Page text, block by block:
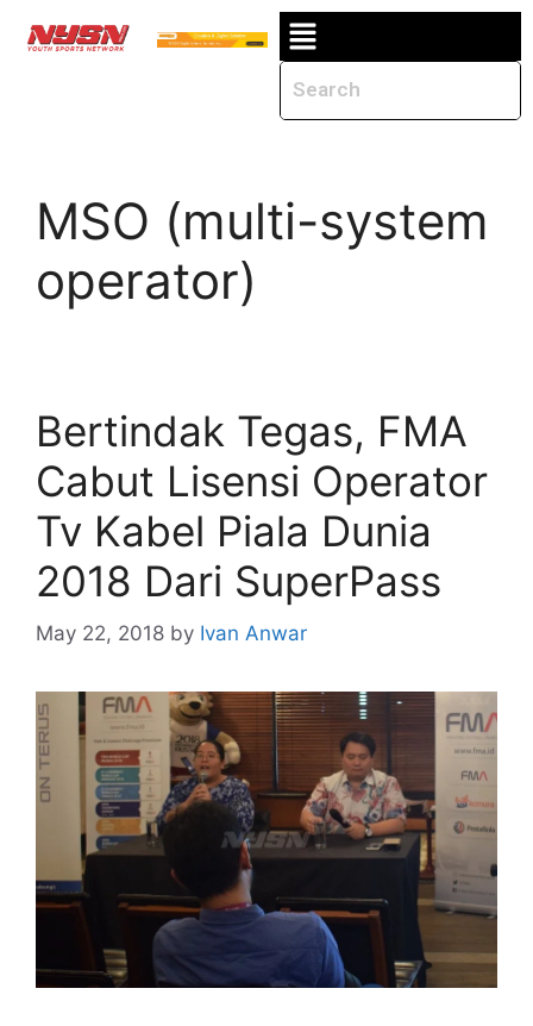
MSO (multi-system
operator)
Bertindak Tegas, FMA
Cabut Lisensi Operator
Tv Kabel Piala Dunia
2018 Dari SuperPass
May 22, 2018 by Ivan Anwar